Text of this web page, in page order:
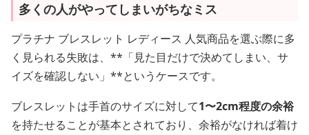
多くの人がやってしまいがちなミス
プラチナ ブレスレット レディース 人気商品を選ぶ際に多
く見られる失敗は、**「見た目だけで決めてしまい、サ
イズを確認しない」**というケースです。
ブレスレットは手首のサイズに対して1〜2cm程度の余裕
を持たせることが基本とされており、余裕がなければ着け